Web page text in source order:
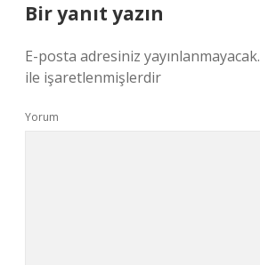
Bir yanıt yazın
E-posta adresiniz yayınlanmayacak.
ile işaretlenmişlerdir
Yorum